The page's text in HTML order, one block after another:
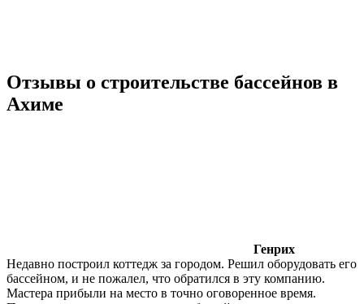
Отзывы о строительстве бассейнов в
Ахиме
Генрих
Недавно построил коттедж за городом. Решил оборудовать его
бассейном, и не пожалел, что обратился в эту компанию.
Мастера прибыли на место в точно оговоренное время.